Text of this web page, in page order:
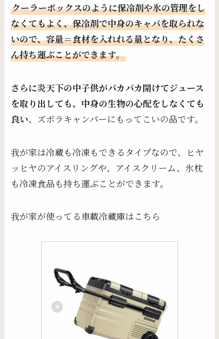
クーラーボックスのように保冷剤や氷の管理をし
なくてもよく、保冷剤で中身のキャパを取られな
いので、容量＝食材を入れれる量となり、たくさ
ん持ち運ぶことができます。
さらに炎天下の中子供がパカパカ開けてジュース
を取り出しても、中身の生物の心配をしなくても
良い、ズボラキャンパーにもってこいの品です。
我が家は冷蔵も冷凍もできるタイプなので、ヒヤ
ッヒヤのアイスリングや、アイスクリーム、氷枕
も冷凍食品も持ち運ぶことができます。
我が家が使ってる車載冷蔵庫はこちら